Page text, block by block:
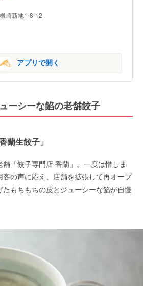
崎新地1-8-12
アプリで開く
ーシーな餡の老舗餃子
蘭生餃子」
舗「餃子専門店 香蘭」。一度は惜しま
の声に応え、店舗を拡張して再オープ
たもちもちの皮とジューシーな餡が自慢